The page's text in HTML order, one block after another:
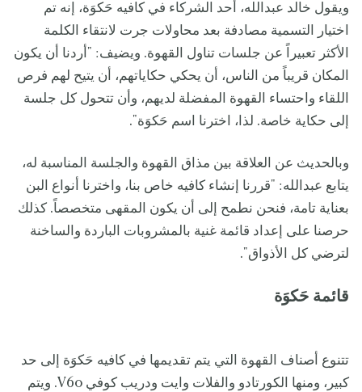
ويقول خالد عبدالله، أحد الشركاء في كافيه حَكوَة، إنه تم
اختيار التسمية مصادفة بعد محاولات جرت لانتقاء الكلمة
الأكثر تعبيراً عن جلسات تناول القهوة. ويضيف: "أردنا أن يكون
المكان قريباً من الناس، أن يحكي حكاياتهم، أن يتيح لهم فرص
اللقاء واحتساء القهوة المفضلة لديهم، وأن تتحول كل جلسة
إلى حكاية خاصة. لذا، اخترنا اسم حَكوَة".
وبالحديث عن العلاقة بين مذاق القهوة والجلسة المناسبة له،
يتابع عبدالله: "قررنا إنشاء كافيه خاص بنا، واخترنا أنواع البن
بعناية تامة، فنحن نطمح إلى أن يكون المقهى متخصصاً. كذلك
حرصنا على إعداد قائمة غنية بالمشروبات الباردة والساخنة
لترضي كل الأذواق".
قائمة حَكوَة
تتنوع أصناف القهوة التي يتم تقديمها في كافيه حَكوَة إلى حد
كبير، ومنها الكورتادو والفلات وايت ودريب كوفي V60. ويتم